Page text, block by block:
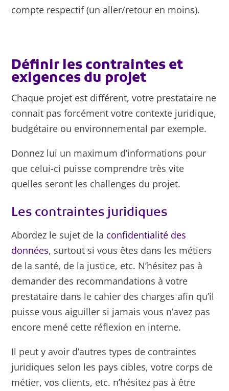
compte respectif (un aller/retour en moins).
Définir les contraintes et
exigences du projet
Chaque projet est différent, votre prestataire ne
connait pas forcément votre contexte juridique,
budgétaire ou environnemental par exemple.
Donnez lui un maximum d’informations pour
que celui-ci puisse comprendre très vite
quelles seront les challenges du projet.
Les contraintes juridiques
Abordez le sujet de la confidentialité des
données, surtout si vous êtes dans les métiers
de la santé, de la justice, etc. N’hésitez pas à
demander des recommandations à votre
prestataire dans le cahier des charges afin qu’il
puisse vous aiguiller si jamais vous n’avez pas
encore mené cette réflexion en interne.
Il peut y avoir d’autres types de contraintes
juridiques selon les pays cibles, votre corps de
métier, vos clients, etc. n’hésitez pas à être